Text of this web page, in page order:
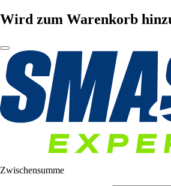
Wird zum Warenkorb
Zwischensumme